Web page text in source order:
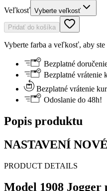
Veľkosť Vyberte veľkosť
Pridať do košíka
Vyberte farba a veľkosť, aby
Bezplatné
Bezplatné vrátenie
Bezplatné vrátenie
Odoslanie do 48h!
Popis produktu
NASTAVENÍ
PRODUCT DETAILS
Model 1908 Jogger